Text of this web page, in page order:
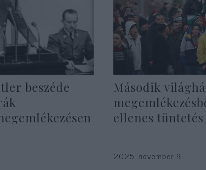
beszéde
Második
ellenes
2025. november 9.